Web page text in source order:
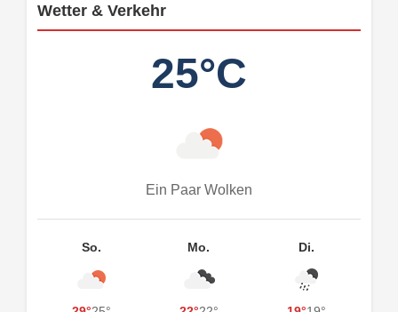
Wetter & Verkehr
25°C
Ein Paar Wolken
So. Mo. Di.